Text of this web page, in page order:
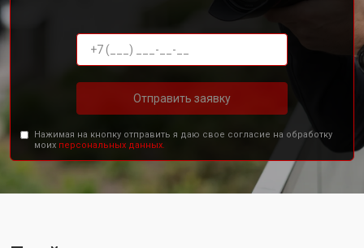
Отправить заявку
Нажимая на кнопку отправить я даю свое согласие на обработку
моих персональных данных.